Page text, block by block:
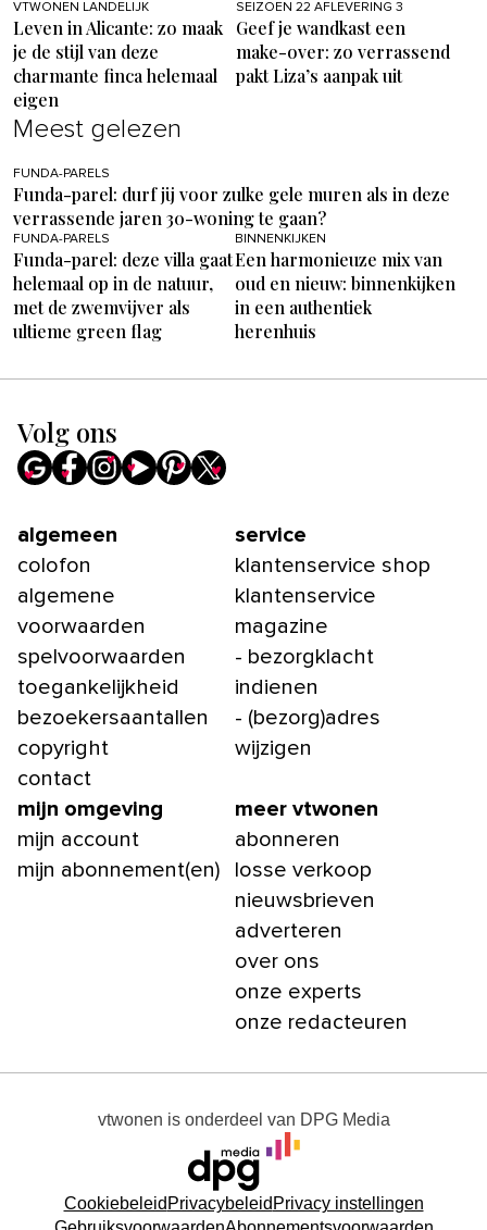
VTWONEN LANDELIJK
Leven in Alicante: zo maak
je de stijl van deze
charmante finca helemaal
eigen
SEIZOEN 22 AFLEVERING 3
Geef je wandkast een
make-over: zo verrassend
pakt Liza’s aanpak uit
Meest gelezen
FUNDA-PARELS
Funda-parel: durf jij voor zulke gele muren als in deze
verrassende jaren 30-woning te gaan?
FUNDA-PARELS
Funda-parel: deze villa gaat
helemaal op in de natuur,
met de zwemvijver als
ultieme green flag
BINNENKIJKEN
Een harmonieuze mix van
oud en nieuw: binnenkijken
in een authentiek
herenhuis
Volg ons
algemeen
colofon
algemene
voorwaarden
spelvoorwaarden
toegankelijkheid
bezoekersaantallen
copyright
contact
service
klantenservice shop
klantenservice
magazine
- bezorgklacht
indienen
- (bezorg)adres
wijzigen
mijn omgeving
mijn account
mijn abonnement(en)
meer vtwonen
abonneren
losse verkoop
nieuwsbrieven
adverteren
over ons
onze experts
onze redacteuren
vtwonen is onderdeel van DPG Media
Cookiebeleid Privacybeleid Privacy instellingen